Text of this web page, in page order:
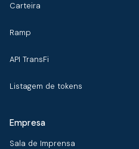
Carteira
Ramp
API TransFi
Listagem de tokens
Empresa
Sala de Imprensa